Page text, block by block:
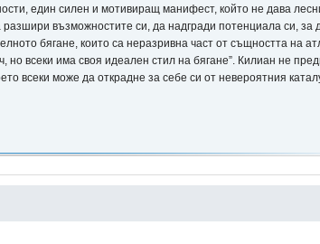
един силен и мотивиращ манифест, който не дава
възможностите си, да надгради потенциала си,
бягане, които са неразривна част от същността на
но всеки има своя идеален стил на бягане”. Килиан не
всеки може да открадне за себе си от невероятния